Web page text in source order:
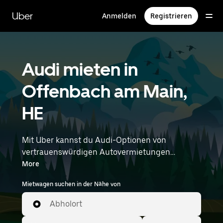
zum
Hauptinhalt
Uber Anmelden Registrieren
Audi mieten in
Offenbach am Main,
HE
Mit Uber kannst du Audi-Optionen von
vertrauenswürdigen Autovermietungen
durchstöbern. Finde den richtigen Leihwagen
von Audi für Besorgungen, Roadtrips oder
tägliche Fahrten. Egal, ob du Preis, Größe oder
Stil priorisierst: Hier findest du Optionen, die
deinen Wünschen entsprechen. Gib deine Zeit-
More
Mietwagen suchen in der Nähe von
Abholort